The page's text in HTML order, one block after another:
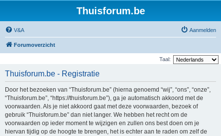
Thuisforum.be
V&A Aanmelden
Forumoverzicht
Taal:
Thuisforum.be - Registratie
Door het bezoeken van “Thuisforum.be” (hierna genoemd “wij”, “ons”, “onze”,
“Thuisforum.be”, “https://thuisforum.be”), ga je automatisch akkoord met de
voorwaarden. Als je niet akkoord gaat met deze voorwaarden, bezoek of
gebruik “Thuisforum.be” dan niet langer. We hebben het recht om de
voorwaarden op ieder moment te wijzigen en zullen ons best doen om je
hiervan tijdig op de hoogte te brengen, het is echter aan te raden om zelf de